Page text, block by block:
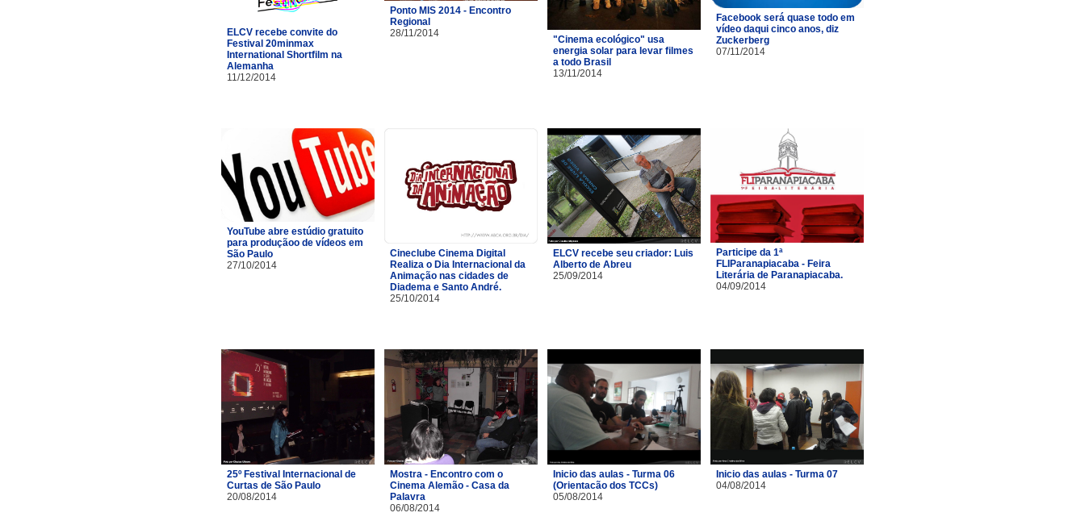
ELCV recebe convite do
Festival 20minmax
International Shortfilm na
Alemanha
11/12/2014
Ponto MIS 2014 - Encontro
Regional
28/11/2014
"Cinema ecológico" usa
energia solar para levar filmes
a todo Brasil
13/11/2014
Facebook será quase todo em
vídeo daqui cinco anos, diz
Zuckerberg
07/11/2014
YouTube abre estúdio gratuito
para produçãoo de vídeos em
São Paulo
27/10/2014
Cineclube Cinema Digital
Realiza o Dia Internacional da
Animação nas cidades de
Diadema e Santo André.
25/10/2014
ELCV recebe seu criador: Luis
Alberto de Abreu
25/09/2014
Participe da 1ª
FLIParanapiacaba - Feira
Literária de Paranapiacaba.
04/09/2014
25º Festival Internacional de
Curtas de São Paulo
20/08/2014
Mostra - Encontro com o
Cinema Alemão - Casa da
Palavra
06/08/2014
Inicio das aulas - Turma 06
(Orientacão dos TCCs)
05/08/2014
Inicio das aulas - Turma 07
04/08/2014